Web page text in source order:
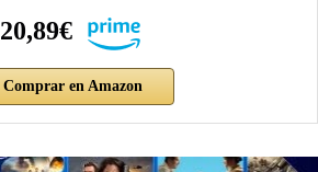
20,89€
Comprar en Amazon